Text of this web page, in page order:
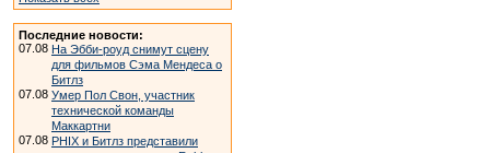
Последние новости:
07.08 На Эбби-роуд снимут сцену
для фильмов Сэма Мендеса о
Битлз
07.08 Умер Пол Свон, участник
технической команды
Маккартни
07.08 PHIX и Битлз представили